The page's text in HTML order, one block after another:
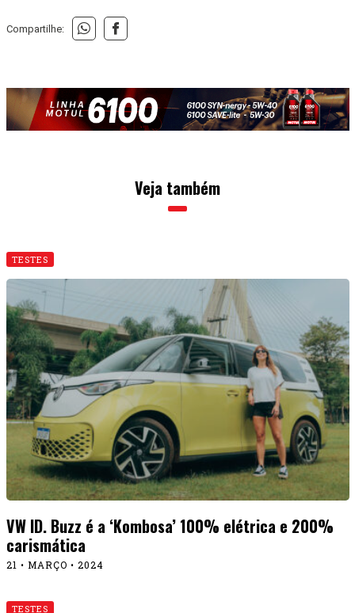
Compartilhe:
Veja também
TESTES
VW ID. Buzz é a ‘Kombosa’ 100% elétrica e 200%
carismática
21 • MARÇO • 2024
TESTES